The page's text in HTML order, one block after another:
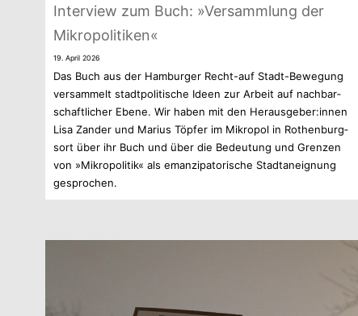
Inter­view zum Buch: »Ver­samm­lung der
Mikropolitiken«
19. April 2026
Das Buch aus der Ham­bur­ger Recht-auf Stadt-Bewegung
ver­sam­melt stadt­po­li­ti­sche Ideen zur Arbeit auf nach­bar­
schaft­li­cher Ebene. Wir haben mit den Herausgeber:innen
Lisa Zan­der und Marius Töp­fer im Mikro­pol in Rothen­burg­
sort über ihr Buch und über die Bedeu­tung und Gren­zen
von »Mikro­po­li­tik« als eman­zi­pa­to­ri­sche Stadt­an­eig­nung
gesprochen.